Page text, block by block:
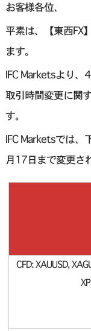
お客様各位、
平素は、【東西FX
ます。
IFC Marketsより
取引時間変更に関
す。
IFC Marketsでは
月17日まで変更さ
CFD: XAUUSD,